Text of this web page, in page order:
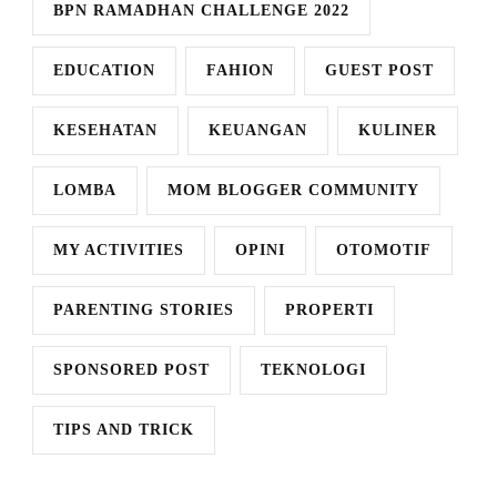
BPN RAMADHAN CHALLENGE 2022
EDUCATION FAHION GUEST POST
KESEHATAN KEUANGAN KULINER
LOMBA MOM BLOGGER COMMUNITY
MY ACTIVITIES OPINI OTOMOTIF
PARENTING STORIES PROPERTI
SPONSORED POST TEKNOLOGI
TIPS AND TRICK